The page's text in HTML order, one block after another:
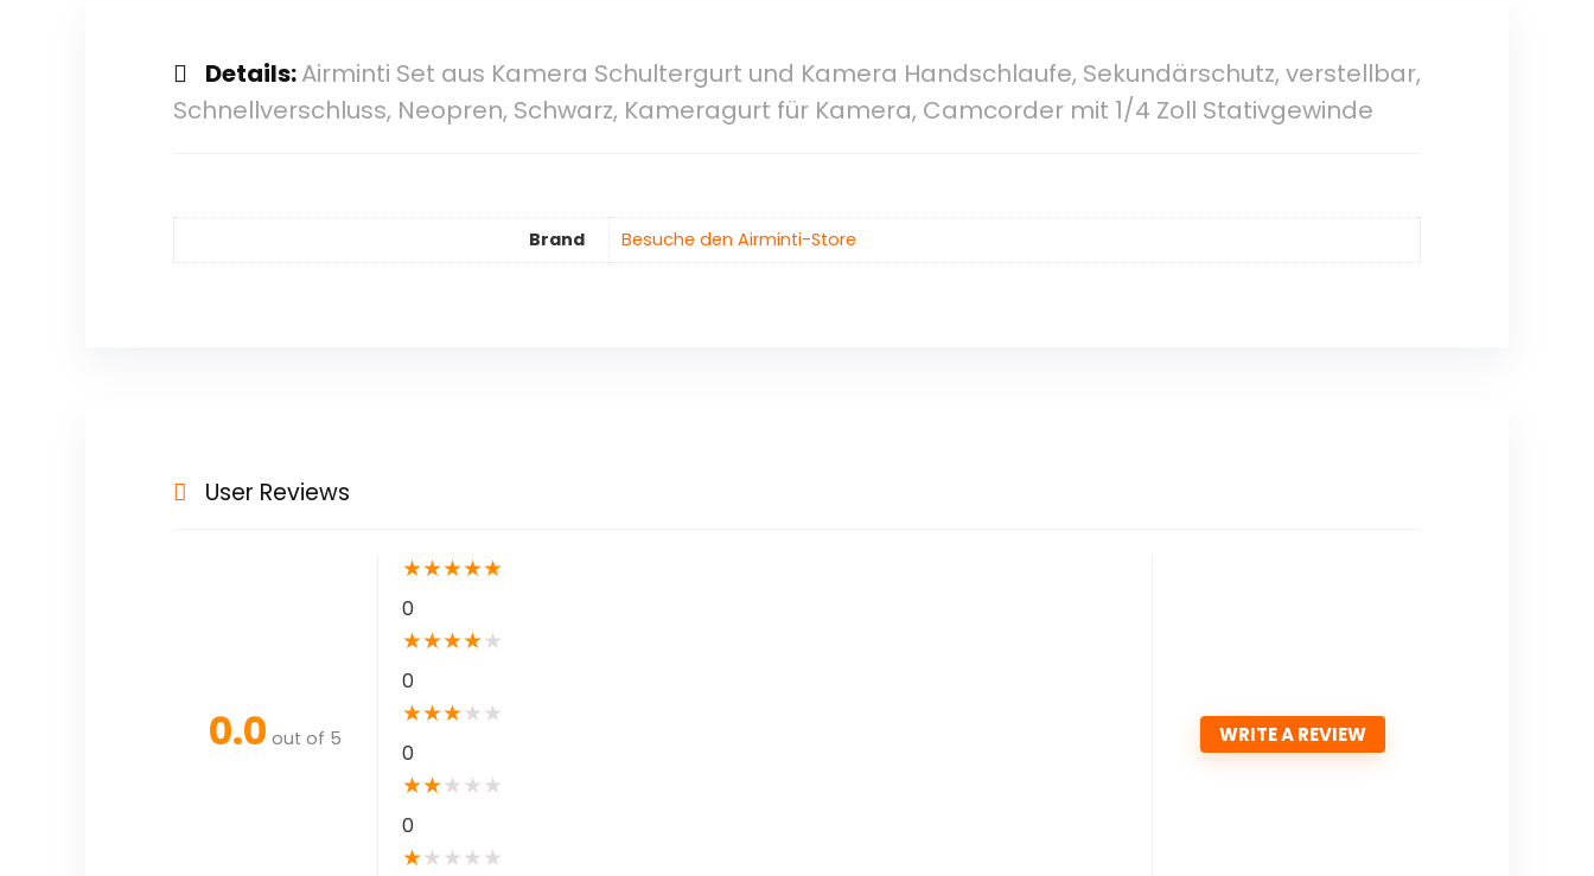
Details:Airminti Set aus Kamera Schultergurt und Kamera Handschlaufe, Sekundärschutz, verstellbar,
Schnellverschluss, Neopren, Schwarz, Kameragurt für Kamera, Camcorder mit 1/4 Zoll Stativgewinde
Brand Besuche den Airminti-Store
User Reviews
0.0 out of 5
★★★★★
0
★★★★★
0
★★★★ ★
0
★★★ ★ ★
0
★★ ★ ★ ★
WRITE A REVIEW